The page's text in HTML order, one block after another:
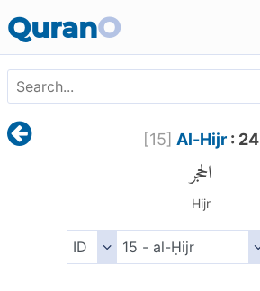
QuranO
[15] Al-Hijr : 24
الحجر
Hijr